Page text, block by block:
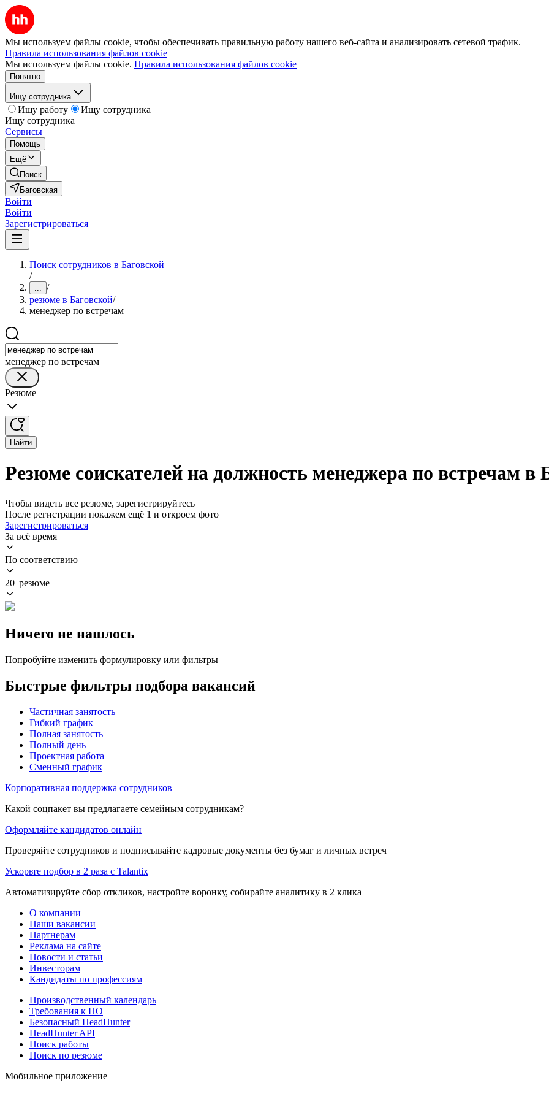
Мы используем файлы cookie, чтобы обеспечивать правильную работу нашего веб-сайта и анализировать сетевой трафик.
Правила использования файлов cookie
Мы используем файлы cookie. Правила использования файлов cookie
Понятно
Ищу сотрудника
Ищу работу
Ищу сотрудника
Ищу сотрудника
Сервисы
Помощь
Ещё
Поиск
Баговская
Войти
Войти
Зарегистрироваться
Поиск сотрудников в Баговской
/
... /
резюме в Баговской/
менеджер по встречам
менеджер по встречам
Резюме
Найти
Резюме соискателей на должность менеджера по встречам в
Чтобы видеть все резюме, зарегистрируйтесь
После регистрации покажем ещё 1 и откроем фото
Зарегистрироваться
За всё время
По соответствию
20 резюме
Ничего не нашлось
Попробуйте изменить формулировку или фильтры
Быстрые фильтры подбора вакансий
Частичная занятость
Гибкий график
Полная занятость
Полный день
Проектная работа
Сменный график
Корпоративная поддержка сотрудников
Какой соцпакет вы предлагаете семейным сотрудникам?
Оформляйте кандидатов онлайн
Проверяйте сотрудников и подписывайте кадровые документы без бумаг и личных встреч
Ускорьте подбор в 2 раза с Talantix
Автоматизируйте сбор откликов, настройте воронку, собирайте аналитику в 2 клика
О компании
Наши вакансии
Партнерам
Реклама на сайте
Новости и статьи
Инвесторам
Кандидаты по профессиям
Производственный календарь
Требования к ПО
Безопасный HeadHunter
HeadHunter API
Поиск работы
Поиск по резюме
Мобильное приложение